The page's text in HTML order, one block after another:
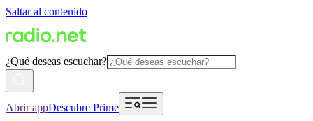
Saltar al contenido
¿Qué deseas escuchar?
Abrir appDescubre Prime